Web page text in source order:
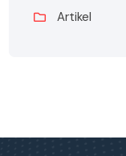
Artikel